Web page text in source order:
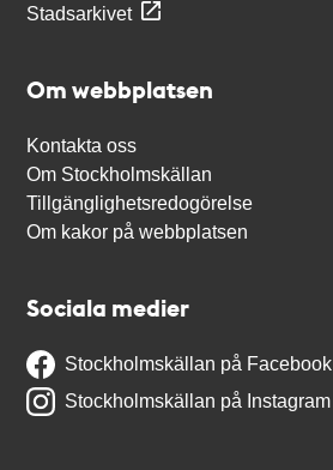
Stadsarkivet
Om webbplatsen
Kontakta oss
Om Stockholmskällan
Tillgänglighetsredogörelse
Om kakor på webbplatsen
Sociala medier
Stockholmskällan på Facebook
Stockholmskällan på Instagram